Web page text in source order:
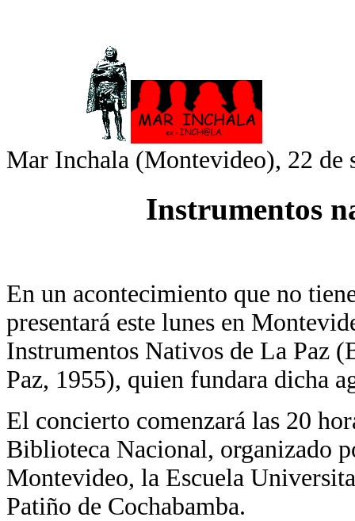
Mar Inchala (Montevideo), 22 de
Instrumentos
En un acontecimiento que no
presentará este lunes en
Instrumentos Nativos de La Paz
Paz, 1955), quien fundara dicha
El concierto comenzará las 20
Biblioteca Nacional, organizado
Montevideo, la Escuela
Patiño de Cochabamba.